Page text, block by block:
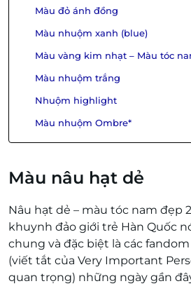
Màu đỏ ánh đồng
Màu nhuộm xanh (blue)
Màu vàng kim nhạt – Màu tóc
Màu nhuộm trắng
Nhuộm highlight
Màu nhuộm Ombre*
Màu nâu hạt dẻ
Nâu hạt dẻ – màu tóc nam đẹp
khuynh đảo giới trẻ Hàn Quốc
chung và đặc biệt là các fandom
(viết tắt của Very Important
quan trọng) những ngày gần